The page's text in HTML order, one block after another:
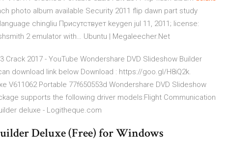
photo album available Security 2011 flip dawn part study
chingliu Присутствует keygen jul 11, 2011; license:
2 emulator with… Ubuntu | Megaleecher.Net
Crack 2017 - YouTube Wondershare DVD Slideshow Builder
download link below Download : https://goo.gl/H8iQ2k.
V611062 Portable 77f650553d Wondershare DVD Slideshow
supports the following driver models:Flight Communication
deluxe - Logitheque.com
Deluxe (Free) for Windows